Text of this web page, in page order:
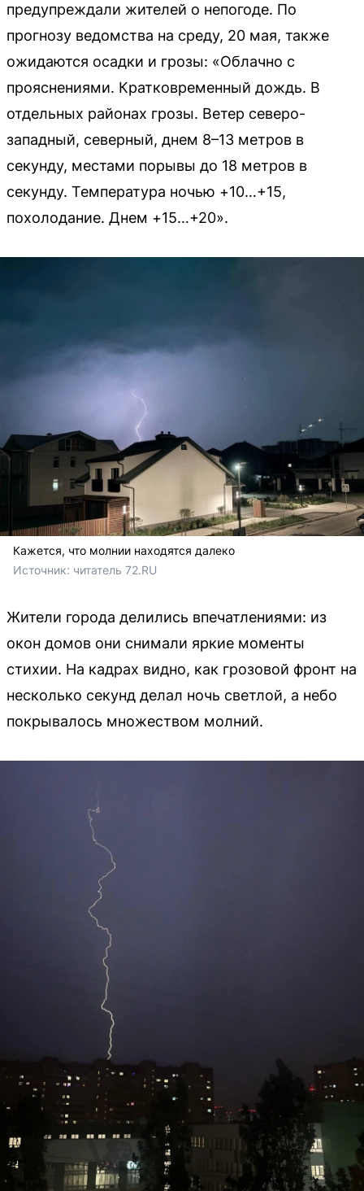
предупреждали жителей о непогоде. По
прогнозу ведомства на среду, 20 мая, также
ожидаются осадки и грозы: «Облачно с
прояснениями. Кратковременный дождь. В
отдельных районах грозы. Ветер северо-
западный, северный, днем 8–13 метров в
секунду, местами порывы до 18 метров в
секунду. Температура ночью +10…+15,
похолодание. Днем +15…+20».
Кажется, что молнии находятся далеко
Источник: читатель 72.RU
Жители города делились впечатлениями: из
окон домов они снимали яркие моменты
стихии. На кадрах видно, как грозовой фронт на
несколько секунд делал ночь светлой, а небо
покрывалось множеством молний.